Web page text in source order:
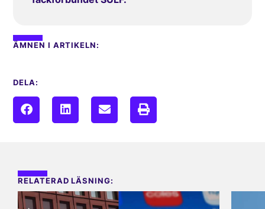
ÄMNEN I ARTIKELN:
DELA:
RELATERAD LÄSNING: